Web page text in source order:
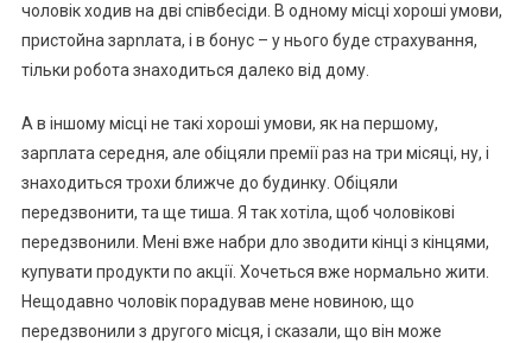
чоловік ходив на дві співбесіди. В одному місці хороші умови,
пристойна зарnлата, і в бонус – у нього буде страхування,
тільки робота знаходиться далеко від дому.
А в іншому місці не такі хороші умови, як на першому,
зарплата середня, але обіцяли премії раз на три місяці, ну, і
знаходиться трохи ближче до будинку. Обіцяли
передзвонити, та ще тиша. Я так хотіла, щоб чоловікові
передзвонили. Мені вже набри дло зводити кінці з кінцями,
купувати продукти по акції. Хочеться вже нормально жити.
Нещодавно чоловік порадував мене новиною, що
передзвонили з другого місця, і сказали, що він може